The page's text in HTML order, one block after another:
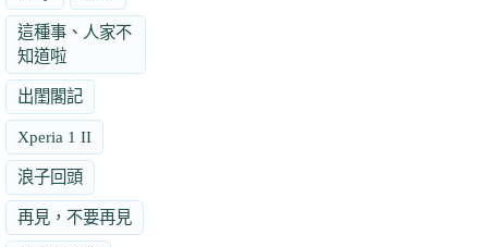
這種事、人家不
知道啦
出閨閣記
Xperia 1 II
浪子回頭
再見，不要再見